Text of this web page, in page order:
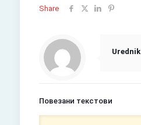
Share
Urednik
Повезани текстови